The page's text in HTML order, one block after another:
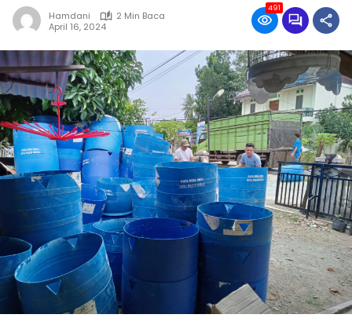
Hamdani
2 Min Baca
April 16, 2024
491